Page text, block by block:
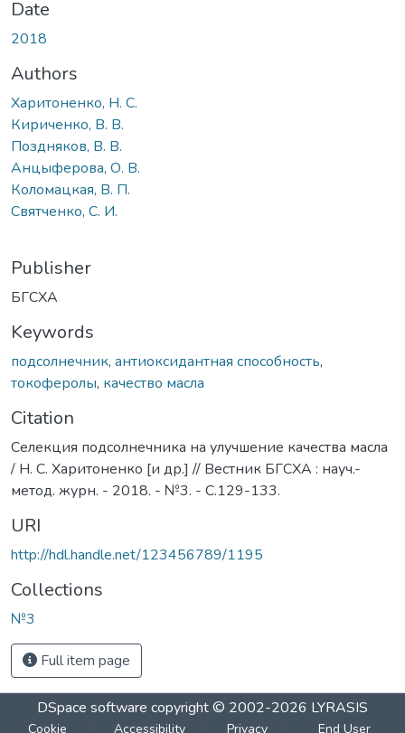
Date
2018
Authors
Харитоненко, Н. С.
Кириченко, В. В.
Поздняков, В. В.
Анцыферова, О. В.
Коломацкая, В. П.
Святченко, С. И.
Publisher
БГСХА
Keywords
подсолнечник, антиоксидантная способность,
токоферолы, качество масла
Citation
Селекция подсолнечника на улучшение качества масла
/ Н. С. Харитоненко [и др.] // Вестник БГСХА : науч.-
метод. журн. - 2018. - №3. - С.129-133.
URI
http://hdl.handle.net/123456789/1195
Collections
№3
Full item page
DSpace software copyright © 2002-2026 LYRASIS
Cookie Accessibility Privacy End User